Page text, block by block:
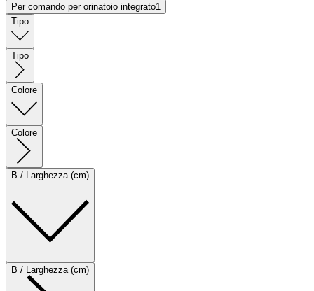
Per comando per orinatoio integrato1
Tipo
Tipo
Colore
Colore
B / Larghezza (cm)
B / Larghezza (cm)